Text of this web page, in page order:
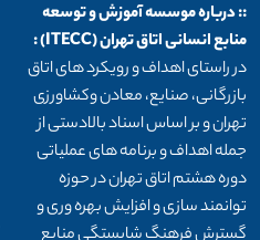
:: درباره موسسه آموزش و توسعه
منابع انسانی اتاق تهران (ITECC) :
در راستای اهداف و رویکرد های اتاق
بازرگانی، صنایع، معادن وکشاورزی
تهران و بر اساس اسناد بالادستی از
جمله اهداف و برنامه های عملیاتی
دوره هشتم اتاق تهران در حوزه
توانمند سازی و افزایش بهره وری و